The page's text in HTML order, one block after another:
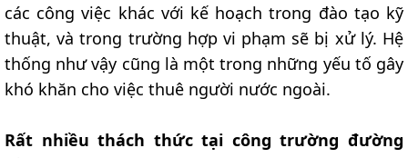
các công việc khác với kế hoạch trong đào tạo kỹ
thuật, và trong trường hợp vi phạm sẽ bị xử lý. Hệ
thống như vậy cũng là một trong những yếu tố gây
khó khăn cho việc thuê người nước ngoài.
Rất nhiều thách thức tại công trường đường